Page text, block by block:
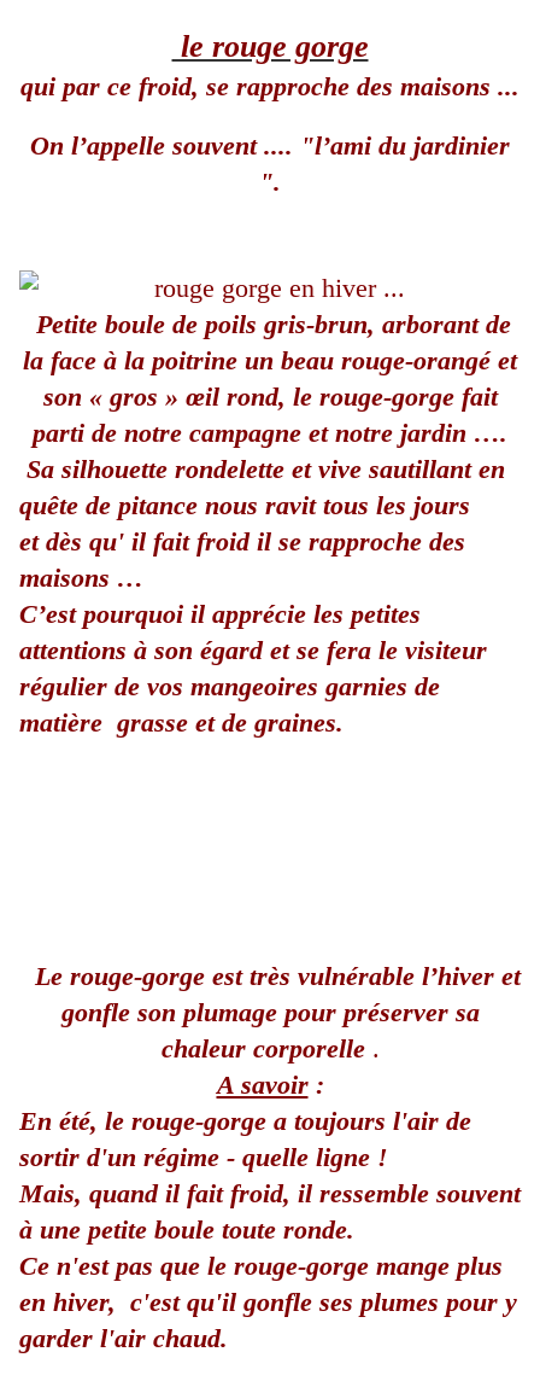
le rouge gorge
qui par ce froid, se rapproche des maisons ...
On l’appelle souvent .... "l’ami du jardinier
".
Petite boule de poils gris-brun, arborant de
la face à la poitrine un beau rouge-orangé et
son « gros » œil rond, le rouge-gorge fait
parti de notre campagne et notre jardin ….
Sa silhouette rondelette et vive sautillant en
quête de pitance nous ravit tous les jours
et dès qu' il fait froid il se rapproche des
maisons …
C’est pourquoi il apprécie les petites
attentions à son égard et se fera le visiteur
régulier de vos mangeoires garnies de
matière grasse et de graines.
Le rouge-gorge est très vulnérable l’hiver et
gonfle son plumage pour préserver sa
chaleur corporelle.
A savoir:
En été, le rouge-gorge a toujours l'air de
sortir d'un régime - quelle ligne !
Mais, quand il fait froid, il ressemble souvent
à une petite boule toute ronde.
Ce n'est pas que le rouge-gorge mange plus
en hiver, c'est qu'il gonfle ses plumes pour y
garder l'air chaud.